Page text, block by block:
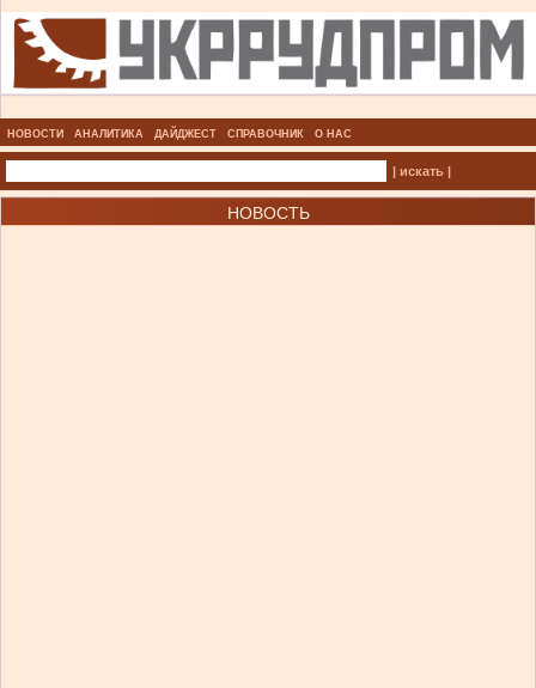
НОВОСТИ АНАЛИТИКА ДАЙДЖЕСТ СПРАВОЧНИК О НАС
| искать |
НОВОСТЬ